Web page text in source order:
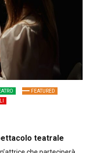
FEATURED
teatrale